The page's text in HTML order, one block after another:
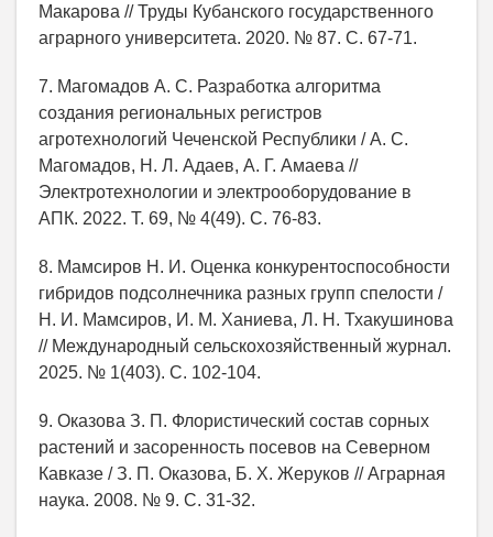
Макарова // Труды Кубанского государственного
аграрного университета. 2020. № 87. С. 67-71.
7. Магомадов А. С. Разработка алгоритма
создания региональных регистров
агротехнологий Чеченской Республики / А. С.
Магомадов, Н. Л. Адаев, А. Г. Амаева //
Электротехнологии и электрооборудование в
АПК. 2022. Т. 69, № 4(49). С. 76-83.
8. Мамсиров Н. И. Оценка конкурентоспособности
гибридов подсолнечника разных групп спелости /
Н. И. Мамсиров, И. М. Ханиева, Л. Н. Тхакушинова
// Международный сельскохозяйственный журнал.
2025. № 1(403). С. 102-104.
9. Оказова З. П. Флористический состав сорных
растений и засоренность посевов на Северном
Кавказе / З. П. Оказова, Б. X. Жеруков // Аграрная
наука. 2008. № 9. С. 31-32.